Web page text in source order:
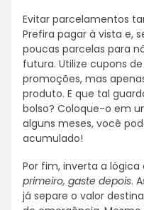
Evitar parcelamentos
Prefira pagar à vista e,
poucas parcelas para
futura. Utilize cupons
promoções, mas
produto. E que tal
bolso? Coloque-o em
alguns meses, você
acumulado!
Por fim, inverta a
primeiro, gaste depois.
já separe o valor